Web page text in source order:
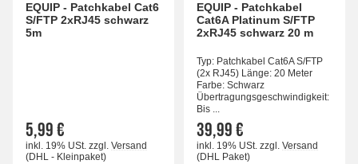
EQUIP - Patchkabel Cat6
S/FTP 2xRJ45 schwarz
5m
5,99 €
inkl. 19% USt. zzgl. Versand
(DHL - Kleinpaket)
EQUIP - Patchkabel
Cat6A Platinum S/FTP
2xRJ45 schwarz 20 m
Typ: Patchkabel Cat6A S/FTP
(2x RJ45) Länge: 20 Meter
Farbe: Schwarz
Übertragungsgeschwindigkeit:
Bis ...
39,99 €
inkl. 19% USt. zzgl. Versand
(DHL Paket)